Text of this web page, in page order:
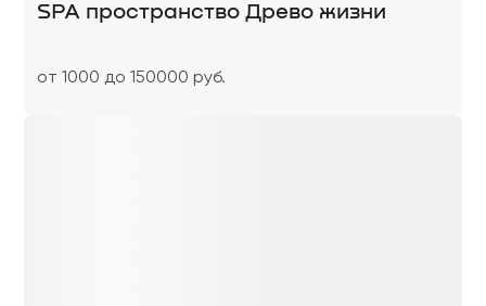
SPA пространство Древо жизни
от 1000 до 150000 руб.